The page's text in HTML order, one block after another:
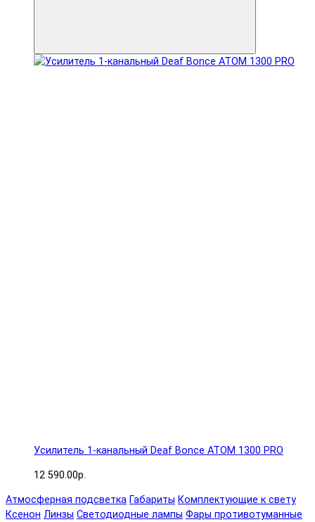
Усилитель 1-канальный Deaf Bonce ATOM 1300 PRO
12 590.00р.
Атмосферная подсветка Габариты Комплектующие к свету
Ксенон Линзы Светодиодные лампы Фары противотуманные